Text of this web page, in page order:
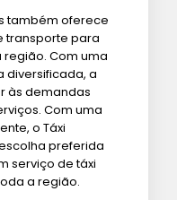
também oferece
transporte para
Com uma
diversificada, a
às demandas
Com uma
o Táxi
preferida
serviço de táxi
a região.